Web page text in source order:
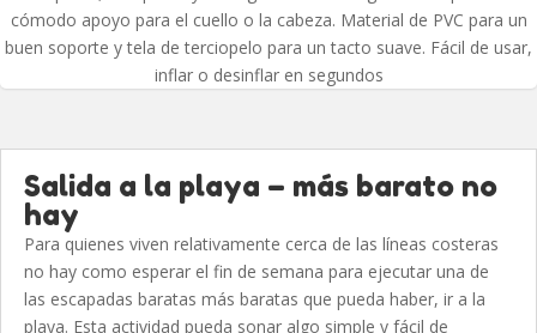
cómodo apoyo para el cuello o la cabeza. Material de PVC para un
buen soporte y tela de terciopelo para un tacto suave. Fácil de usar,
inflar o desinflar en segundos
Salida a la playa – más barato no
hay
Para quienes viven relativamente cerca de las líneas costeras
no hay como esperar el fin de semana para ejecutar una de
las escapadas baratas más baratas que pueda haber, ir a la
playa. Esta actividad pueda sonar algo simple y fácil de